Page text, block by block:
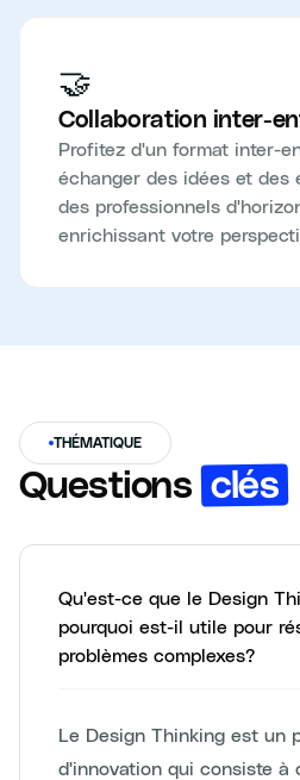
🤝
Collaboration inter-
Profitez d'un format inter-
échanger des idées et des
des professionnels
enrichissant votre
THÉMATIQUE
Questions clés
Qu'est-ce que le Design
pourquoi est-il utile pour
problèmes complexes?
Le Design Thinking est un
d'innovation qui consiste à